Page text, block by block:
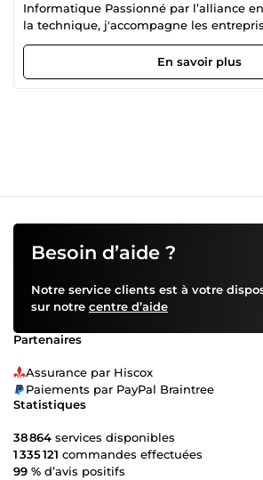
Informatique Passionné par l’alliance
la technique, j'accompagne les
création d'identités visuelles
déploiement de solutions informatiques
double compétence me permet de
identité visuelle forte tout en
de développement ou d'infrastructure.
Autonomie : De la suite Adobe à la
numérique. Efficacité : Ma rigueur
créativité pour livrer des projets non
esthétiques, mais surtout fonctionnels
En savoir plus
Besoin d’aide ?
Notre service clients est à votre
sur notre centre d’aide
Partenaires
Assurance par Hiscox
Paiements par PayPal Braintree
Statistiques
38 864 services disponibles
1 335 121 commandes effectuées
99 % d’avis positifs